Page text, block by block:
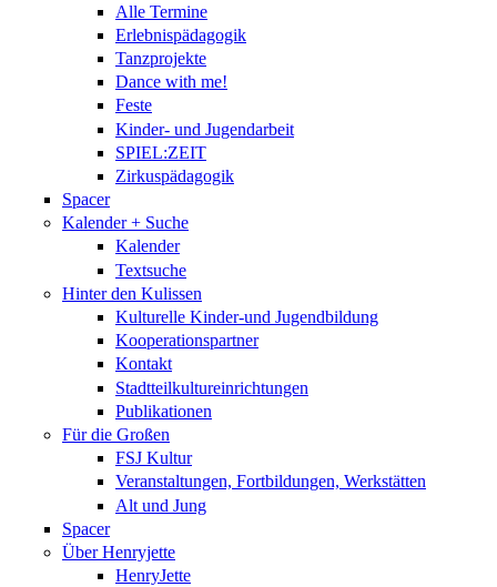
Alle Termine
Erlebnispädagogik
Tanzprojekte
Dance with me!
Feste
Kinder- und Jugendarbeit
SPIEL:ZEIT
Zirkuspädagogik
Spacer
Kalender + Suche
Kalender
Textsuche
Hinter den Kulissen
Kulturelle Kinder-und Jugendbildung
Kooperationspartner
Kontakt
Stadtteilkultureinrichtungen
Publikationen
Für die Großen
FSJ Kultur
Veranstaltungen, Fortbildungen, Werkstätten
Alt und Jung
Spacer
Über Henryjette
HenryJette